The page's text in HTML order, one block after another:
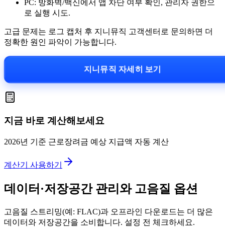
PC: 방화벽/백신에서 앱 차단 여부 확인, 관리자 권한으
로 실행 시도.
고급 문제는 로그 캡처 후 지니뮤직 고객센터로 문의하면 더
정확한 원인 파악이 가능합니다.
지니뮤직 자세히 보기
지금 바로 계산해보세요
2026년 기준 근로장려금 예상 지급액 자동 계산
계산기 사용하기
데이터·저장공간 관리와 고음질 옵션
고음질 스트리밍(예: FLAC)과 오프라인 다운로드는 더 많은
데이터와 저장공간을 소비합니다. 설정 전 체크하세요.